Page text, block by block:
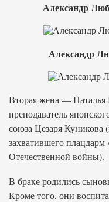
Александр
Александр
Вторая жена — Наталья
преподаватель
союза Цезаря Куникова
захватившего
Отечественной войны).
В браке родились
Кроме того, они